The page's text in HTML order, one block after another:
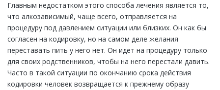
Главным недостатком этого способа лечения является то,
что алкозависимый, чаще всего, отправляется на
процедуру под давлением ситуации или близких. Он как бы
согласен на кодировку, но на самом деле желания
переставать пить у него нет. Он идет на процедуру только
для своих родственников, чтобы на него перестали давить.
Часто в такой ситуации по окончанию срока действия
кодировки человек возвращается к прежнему образу